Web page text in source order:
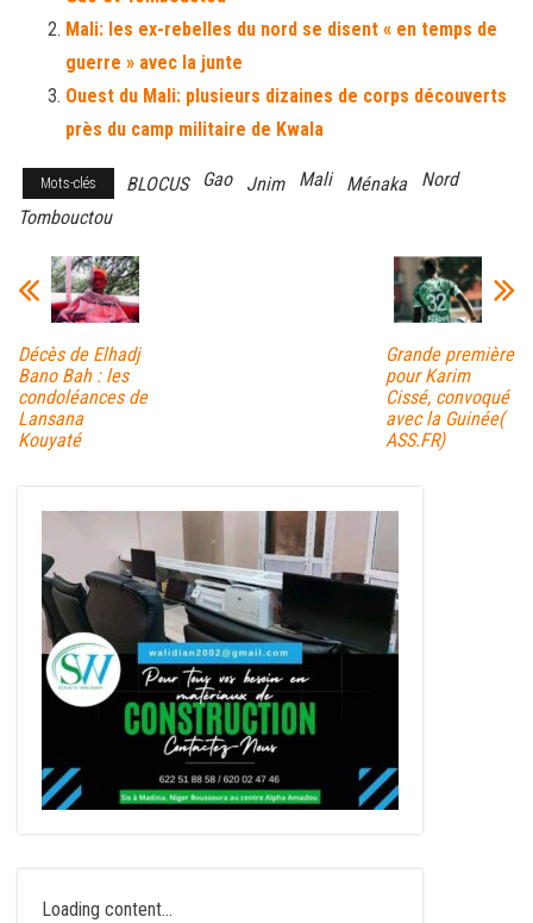
Mali: les ex-rebelles du nord se disent « en temps de
guerre » avec la junte
Ouest du Mali: plusieurs dizaines de corps découverts
près du camp militaire de Kwala
Mots-clés BLOCUS Gao Jnim Mali Ménaka
Nord
Tombouctou
Décès de Elhadj
Bano Bah : les
condoléances de
Lansana
Kouyaté
Grande première
pour Karim
Cissé, convoqué
avec la Guinée(
ASS.FR)
Loading content...